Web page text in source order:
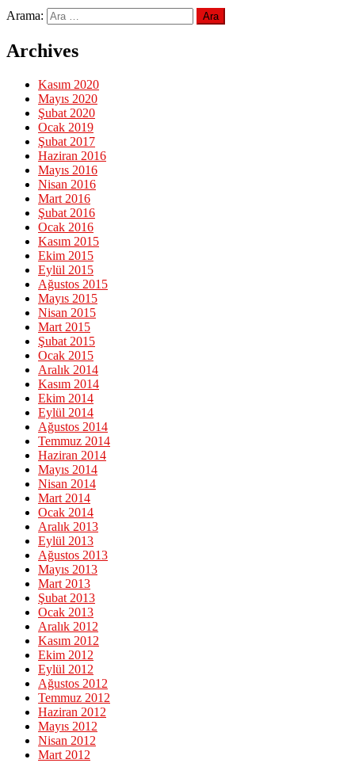
Arama:
Archives
Kasım 2020
Mayıs 2020
Şubat 2020
Ocak 2019
Şubat 2017
Haziran 2016
Mayıs 2016
Nisan 2016
Mart 2016
Şubat 2016
Ocak 2016
Kasım 2015
Ekim 2015
Eylül 2015
Ağustos 2015
Mayıs 2015
Nisan 2015
Mart 2015
Şubat 2015
Ocak 2015
Aralık 2014
Kasım 2014
Ekim 2014
Eylül 2014
Ağustos 2014
Temmuz 2014
Haziran 2014
Mayıs 2014
Nisan 2014
Mart 2014
Ocak 2014
Aralık 2013
Eylül 2013
Ağustos 2013
Mayıs 2013
Mart 2013
Şubat 2013
Ocak 2013
Aralık 2012
Kasım 2012
Ekim 2012
Eylül 2012
Ağustos 2012
Temmuz 2012
Haziran 2012
Mayıs 2012
Nisan 2012
Mart 2012